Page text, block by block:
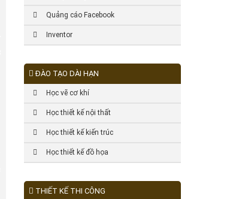
Quảng cáo Facebook
Inventor
ĐÀO TẠO DÀI HẠN
Học vẽ cơ khí
Học thiết kế nội thất
Học thiết kế kiến trúc
Học thiết kế đồ họa
THIẾT KẾ THI CÔNG